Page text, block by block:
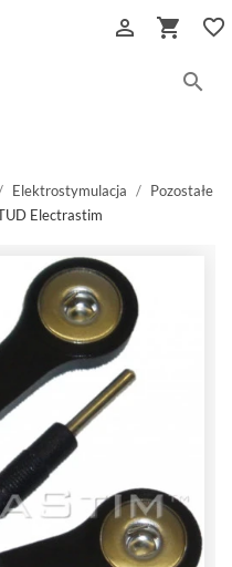
favorite_border



Elektrostymulacja
Pozostałe
Electrastim